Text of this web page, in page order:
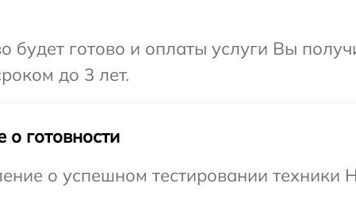
будет готово и оплаты услуги Вы
до 3 лет.
готовности
о успешном тестировании техники